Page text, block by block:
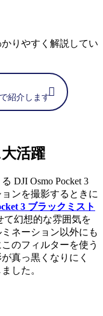
りやすく解説してい
紹介します
活躍
DJI Osmo Pocket 3
ンを撮影するときに
3 ブラックミスト
て幻想的な雰囲気を
ネーション以外にも
のフィルターを使う
真っ黒くなりにく
した。